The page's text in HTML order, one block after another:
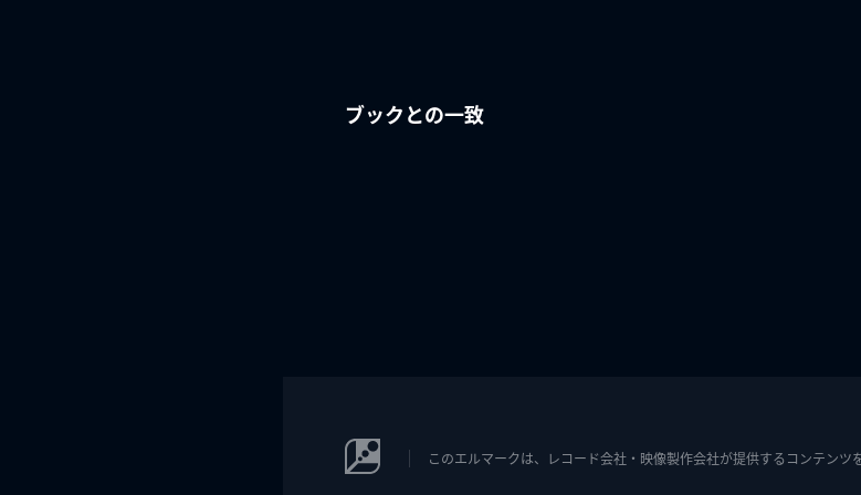
ブックとの一致
このエルマークは、レコード会社・映像製作会社が提供するコンテンツ